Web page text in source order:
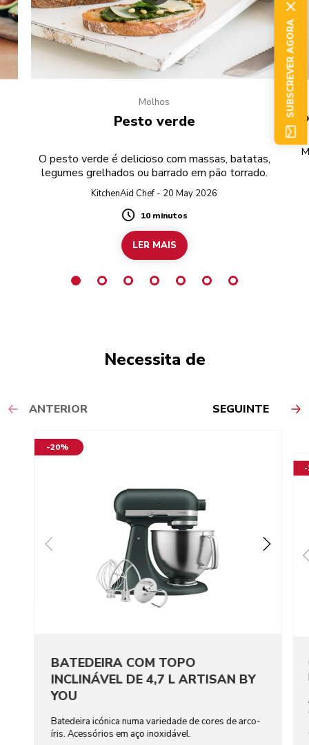
Molhos
Pesto verde
O pesto verde é delicioso com massas, batatas,
legumes grelhados ou barrado em pão torrado.
KitchenAid Chef - 20 May 2026
Duration
10 minutos
LER MAIS
Necessita de
ANTERIOR SEGUINTE
-20%
BATEDEIRA COM TOPO
INCLINÁVEL DE 4,7 L ARTISAN BY
YOU
Batedeira icónica numa variedade de cores de arco-
íris. Acessórios em aço inoxidável.
-
SUBSCREVER AGORA